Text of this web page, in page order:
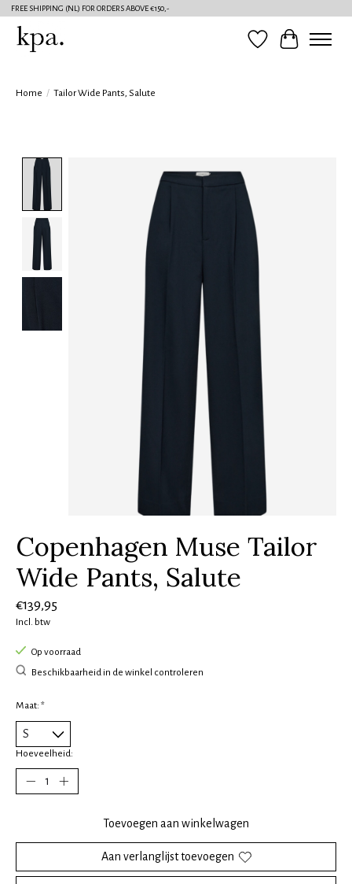
FREE SHIPPING (NL) FOR ORDERS ABOVE €150,-
Verlanglijst
Home / Tailor Wide Pants, Salute
Copenhagen Muse Tailor
Wide Pants, Salute
€139,95
Incl. btw
Op voorraad
Beschikbaarheid in de winkel controleren
Maat: *
Hoeveelheid:
Toevoegen aan winkelwagen
Aan verlanglijst toevoegen